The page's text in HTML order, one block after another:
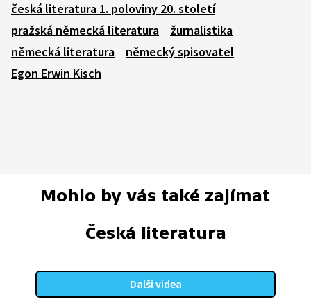
česká literatura 1. poloviny 20. století
pražská německá literatura
žurnalistika
německá literatura
německý spisovatel
Egon Erwin Kisch
Mohlo by vás také zajímat
Česká literatura
Další videa